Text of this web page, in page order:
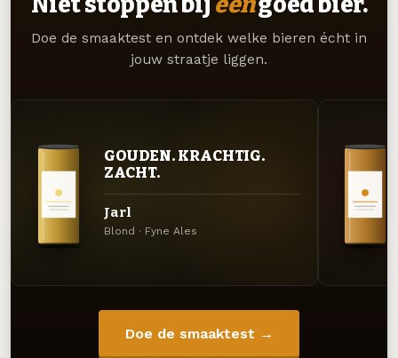
Doe de smaaktest en ontdek welke bieren écht in
jouw straatje liggen.
GOUDEN. KRACHTIG.
ZACHT.
Jarl
Blond · Fyne Ales
Doe de smaaktest →